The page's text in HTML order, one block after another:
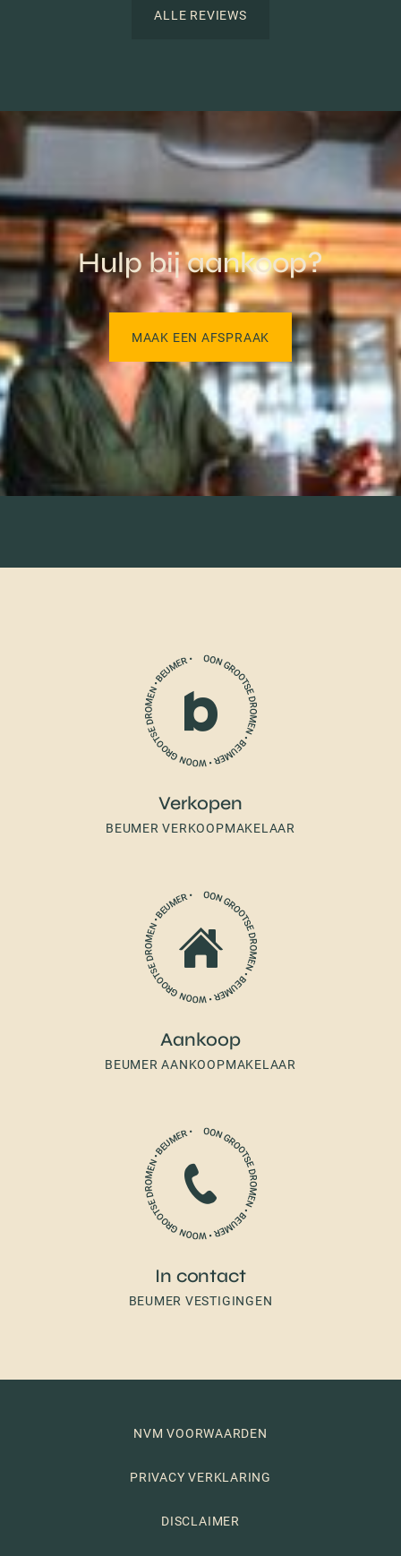
ALLE REVIEWS
Hulp bij aankoop?
MAAK EEN AFSPRAAK
Verkopen
BEUMER VERKOOPMAKELAAR
Aankoop
BEUMER AANKOOPMAKELAAR
In contact
BEUMER VESTIGINGEN
NVM VOORWAARDEN
PRIVACY VERKLARING
DISCLAIMER